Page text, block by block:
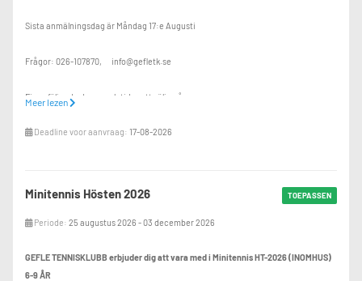
Sista anmälningsdag är Måndag 17:e Augusti
Frågor: 026-107870, info@gefletk.se
Finns följande dagar och tider att välja på:
Tisdag: Kl: 17:10-17:50
Gefle Tennisklubb
Tel:026-107870 Mail: info@gefletk.se
Meer lezen
Deadline voor aanvraag: 17-08-2026
TOEPASSEN
Minitennis Hösten 2026
Periode: 25 augustus 2026 - 03 december 2026
GEFLE TENNISKLUBB erbjuder dig att vara med i Minitennis HT-2026 (INOMHUS)
6-9 ÅR